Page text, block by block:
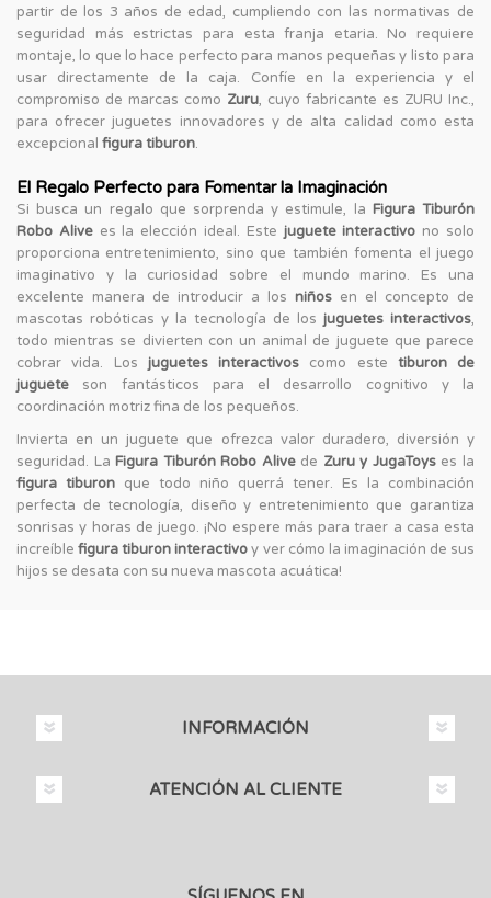
partir de los 3 años de edad, cumpliendo con las normativas de
seguridad más estrictas para esta franja etaria. No requiere
montaje, lo que lo hace perfecto para manos pequeñas y listo para
usar directamente de la caja. Confíe en la experiencia y el
compromiso de marcas como Zuru, cuyo fabricante es ZURU Inc.,
para ofrecer juguetes innovadores y de alta calidad como esta
excepcional figura tiburon.
El Regalo Perfecto para Fomentar la Imaginación
Si busca un regalo que sorprenda y estimule, la Figura Tiburón
Robo Alivees la elección ideal. Este juguete interactivo no solo
proporciona entretenimiento, sino que también fomenta el juego
imaginativo y la curiosidad sobre el mundo marino. Es una
excelente manera de introducir a los niños en el concepto de
mascotas robóticas y la tecnología de los juguetes interactivos,
todo mientras se divierten con un animal de juguete que parece
cobrar vida. Los juguetes interactivos como este tiburon de
juguete son fantásticos para el desarrollo cognitivo y la
coordinación motriz fina de los pequeños.
Invierta en un juguete que ofrezca valor duradero, diversión y
seguridad. LaFigura Tiburón Robo Alivede Zuru y JugaToyses la
figura tiburon que todo niño querrá tener. Es la combinación
perfecta de tecnología, diseño y entretenimiento que garantiza
sonrisas y horas de juego. ¡No espere más para traer a casa esta
increíblefigura tiburon interactivoy ver cómo la imaginación de sus
hijos se desata con su nueva mascota acuática!
INFORMACIÓN
ATENCIÓN AL CLIENTE